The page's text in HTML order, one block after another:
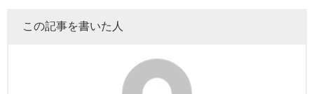
この記事を書いた人